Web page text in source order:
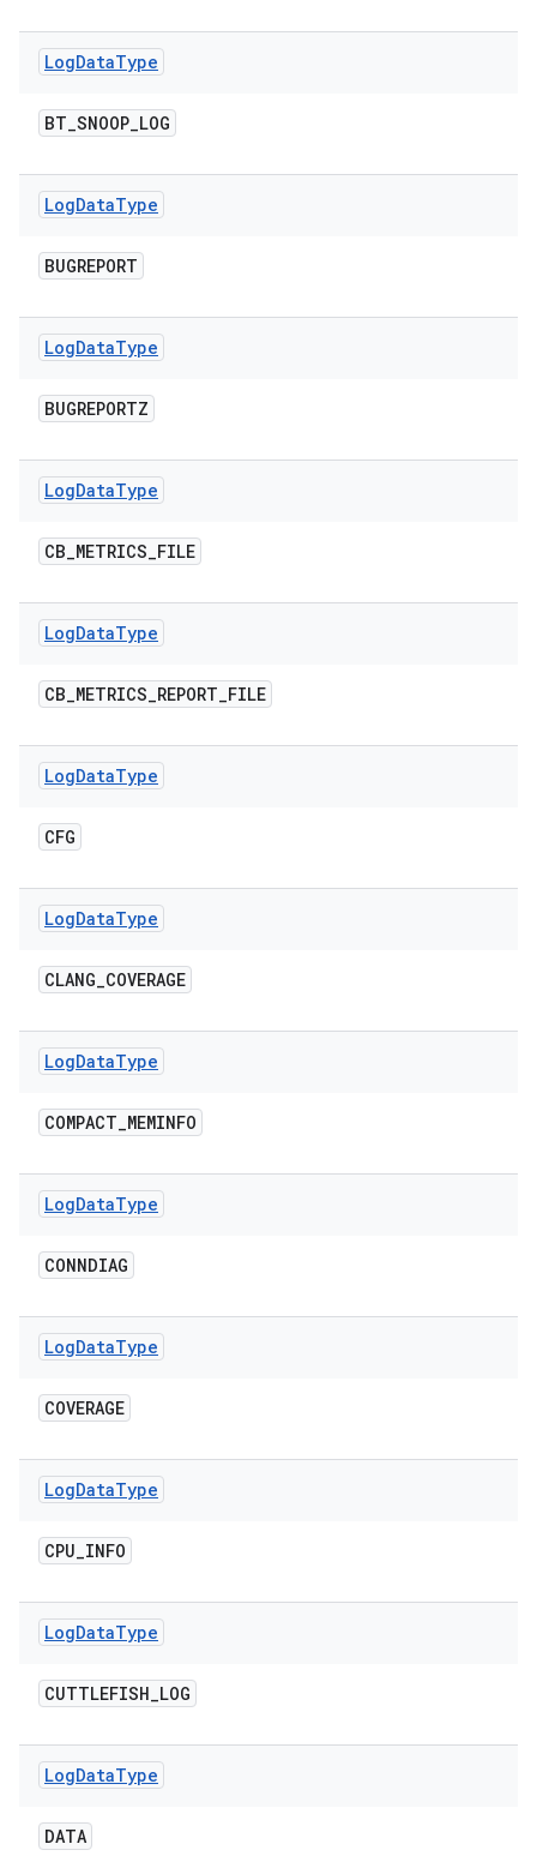
LogDataType
BT_SNOOP_LOG
LogDataType
BUGREPORT
LogDataType
BUGREPORTZ
LogDataType
CB_METRICS_FILE
LogDataType
CB_METRICS_REPORT_FILE
LogDataType
CFG
LogDataType
CLANG_COVERAGE
LogDataType
COMPACT_MEMINFO
LogDataType
CONNDIAG
LogDataType
COVERAGE
LogDataType
CPU_INFO
LogDataType
CUTTLEFISH_LOG
LogDataType
DATA